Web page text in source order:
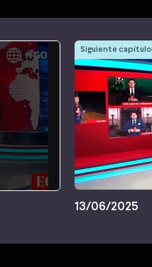
Siguiente capítulo
13/06/2025